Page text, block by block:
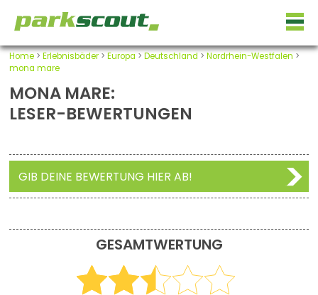
Home> Erlebnisbäder> Europa > Deutschland > Nordrhein-Westfalen >
mona mare
MONA MARE:
LESER-BEWERTUNGEN
GIB DEINE BEWERTUNG HIER AB!
GESAMTWERTUNG